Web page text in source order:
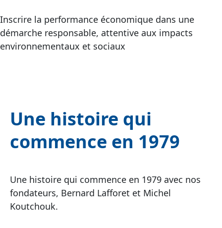
Inscrire la performance économique dans une
démarche responsable, attentive aux impacts
environnementaux et sociaux
Une histoire qui
commence en 1979
Une histoire qui commence en 1979 avec nos
fondateurs, Bernard Lafforet et Michel
Koutchouk.